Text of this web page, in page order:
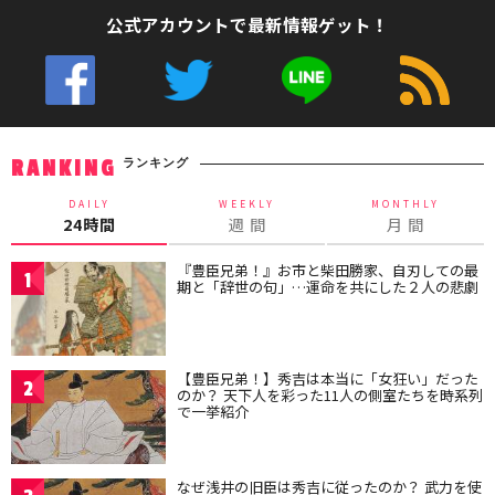
公式アカウントで最新情報ゲット！
RANKING ランキング
DAILY
24時間
WEEKLY
週 間
MONTHLY
月 間
1 『豊臣兄弟！』お市と柴田勝家、自刃しての最
期と「辞世の句」…運命を共にした２人の悲劇
2 【豊臣兄弟！】秀吉は本当に「女狂い」だった
のか？ 天下人を彩った11人の側室たちを時系列
で一挙紹介
なぜ浅井の旧臣は秀吉に従ったのか？ 武力を使